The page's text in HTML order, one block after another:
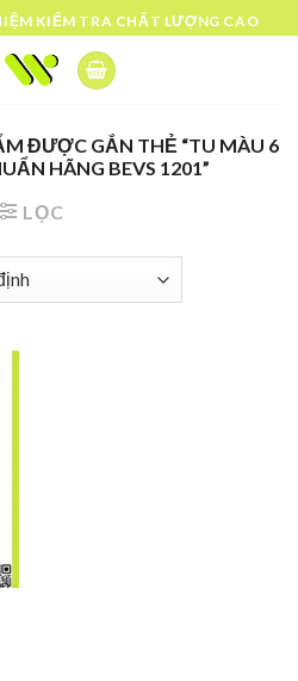
KIỂM TRA CHẤT LƯỢNG CAO
ĐƯỢC GẮN THẺ “TU MÀU 6
HÃNG BEVS 1201”
LỌC